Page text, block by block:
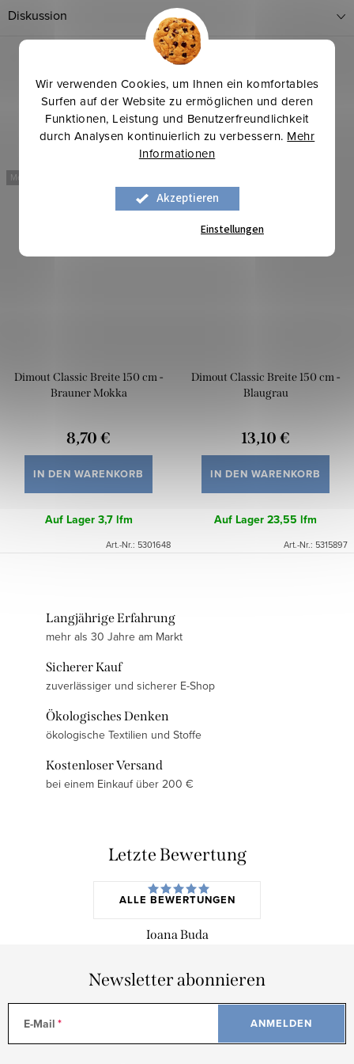
Wir verwenden Cookies, um Ihnen ein komfortables
Surfen auf der Website zu ermöglichen und deren
Funktionen, Leistung und Benutzerfreundlichkeit
durch Analysen kontinuierlich zu verbessern. Mehr
Informationen
Akzeptieren
Einstellungen
Diskussion
Mehr für weniger
Dimout Classic Breite 150 cm -
Brauner Mokka
8,70 €
IN DEN WARENKORB
Auf Lager 3,7 lfm
Art.-Nr.: 5301648
Dimout Classic Breite 150 cm -
Blaugrau
13,10 €
IN DEN WARENKORB
Auf Lager 23,55 lfm
Art.-Nr.: 5315897
Langjährige Erfahrung
mehr als 30 Jahre am Markt
Sicherer Kauf
zuverlässiger und sicherer E-Shop
Ökologisches Denken
ökologische Textilien und Stoffe
Kostenloser Versand
bei einem Einkauf über 200 €
Letzte Bewertung
ALLE BEWERTUNGEN
Ioana Buda
Newsletter abonnieren
E-Mail ANMELDEN